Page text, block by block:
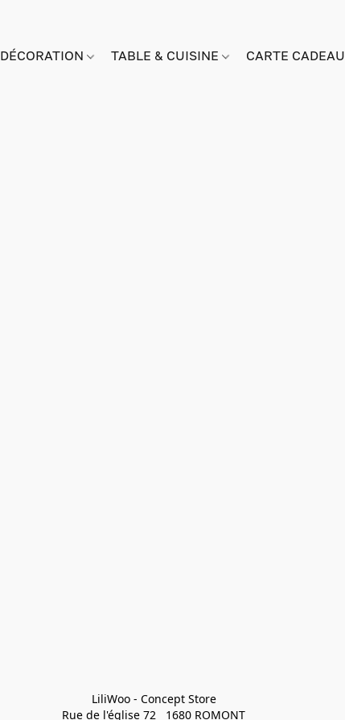
DÉCORATION TABLE & CUISINE CARTE CADEAU
LiliWoo - Concept Store
Rue de l'église 72   1680 ROMONT